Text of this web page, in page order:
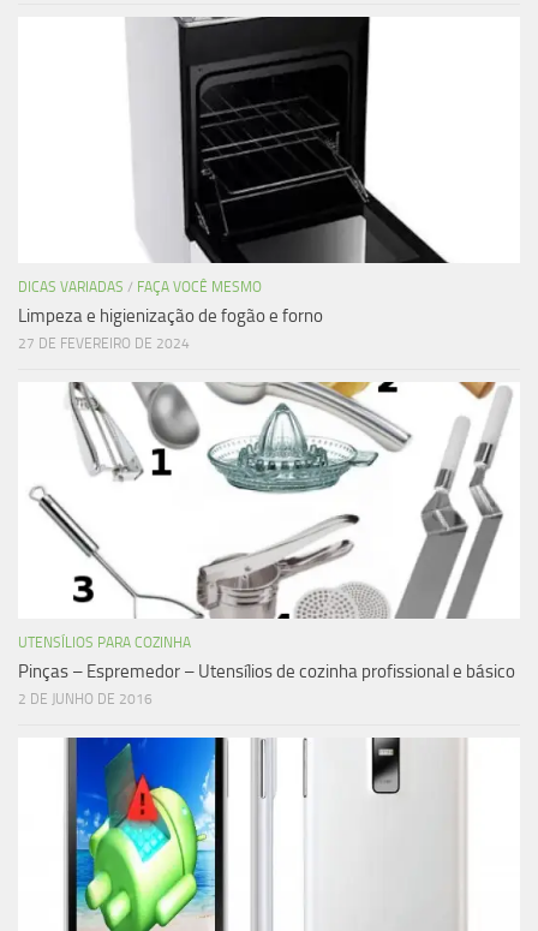
DICAS VARIADAS / FAÇA VOCÊ MESMO
Limpeza e higienização de fogão e forno
27 DE FEVEREIRO DE 2024
UTENSÍLIOS PARA COZINHA
Pinças – Espremedor – Utensílios de cozinha profissional e básico
2 DE JUNHO DE 2016